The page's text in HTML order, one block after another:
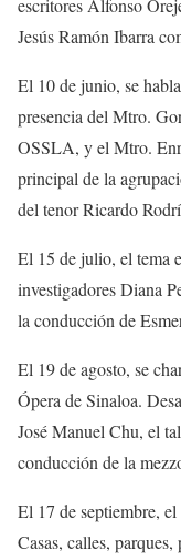
escritores Alfonso
JesúsRamón Ibarra
El 10 de junio, se
presencia del Mtro.
OSSLA, y el Mtro.
principal de la
del tenor Ricardo
El 15 de julio, el tema
investigadores Diana
la conducción de
El 19 de agosto, se
Ópera de Sinaloa.
JoséManuel Chu, el
conducción de la
El 17 deseptiembre, el
Casas, calles, parques,